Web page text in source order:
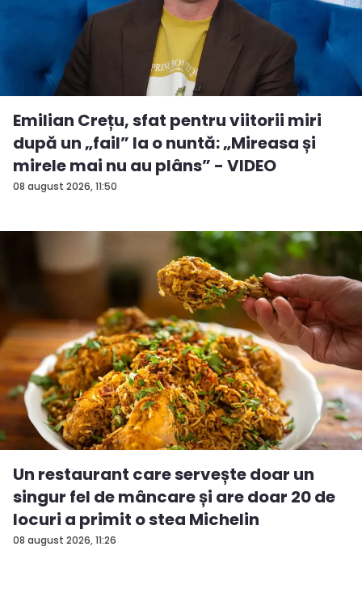
08 august 2026, 11:50
Emilian Crețu, sfat pentru viitorii miri
după un „fail” la o nuntă: „Mireasa și
mirele mai nu au plâns” - VIDEO
08 august 2026, 11:26
Un restaurant care servește doar un
singur fel de mâncare și are doar 20 de
locuri a primit o stea Michelin